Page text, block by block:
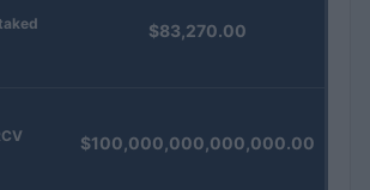
$83,270.00
$100,000,000,000,000.00